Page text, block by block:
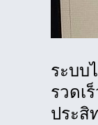
ระบบ
รวดเ
ประสิ